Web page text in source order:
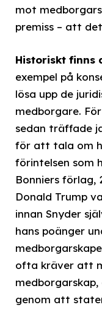
mot
premiss – att
Historiskt finns
exempel på
lösa upp de
medborgare.
sedan träffade
för att tala om
förintelsen som
Bonniers förlag,
Donald Trump
innan Snyder
hans poänger
ofta kräver att
genom att